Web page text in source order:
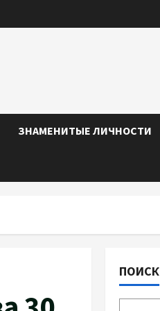
ЗНАМЕНИТЫЕ ЛИЧНОСТИ
ПОИСК